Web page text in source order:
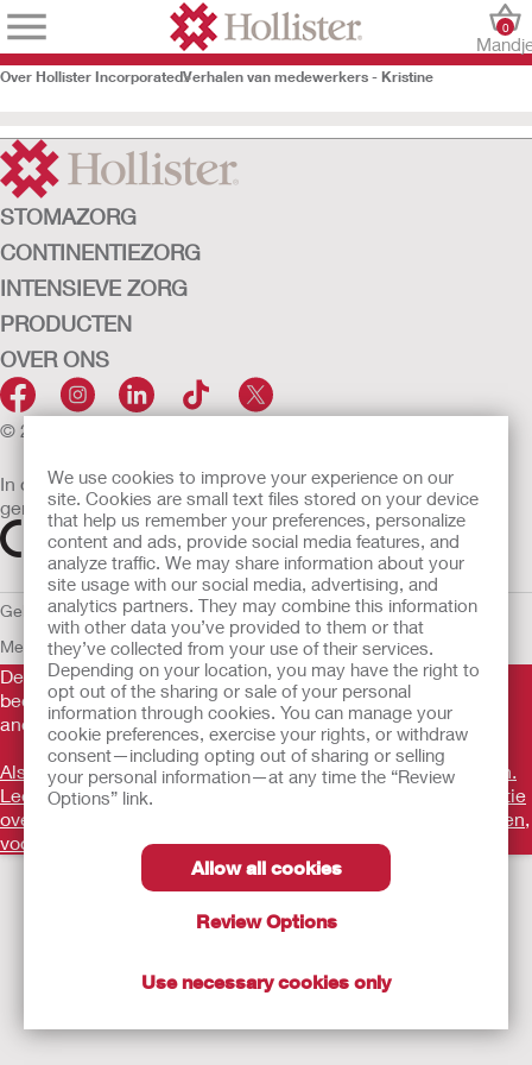
We use cookies to improve your experience on our
site. Cookies are small text files stored on your device
that help us remember your preferences, personalize
content and ads, provide social media features, and
analyze traffic. We may share information about your
site usage with our social media, advertising, and
analytics partners. They may combine this information
with other data you’ve provided to them or that
they’ve collected from your use of their services.
Depending on your location, you may have the right to
opt out of the sharing or sale of your personal
information through cookies. You can manage your
cookie preferences, exercise your rights, or withdraw
consent—including opting out of sharing or selling
your personal information—at any time the “Review
Options” link.
Allow all cookies
Review Options
Use necessary cookies only
0
Over Hollister IncorporatedVerhalen van medewerkers - Kristine
STOMAZORG
CONTINENTIEZORG
INTENSIEVE ZORG
PRODUCTEN
OVER ONS
© 2026 Hollister Incorporated
In de EU verkochte medische hulpmiddelen dienen
gemarkeerd te zijn met een van de volgende symbolen
GebruiksvoorwaardenPrivacybeleidGebruik van cookiesEU
Mededeling aan Klokkenluiders
De verstrekte informatie is geen medisch advies en is niet
bedoeld als vervanging voor het advies van uw eigen arts of
andere zorgverlener.
Als u een medische noodsituatie ervaart, schakel een arts in.
Lees voor gebruik goed de gebruiksaanwijzing voor informatie
over het beoogde gebruik, contra-indicaties, waarschuwingen,
voorzorgsmaatregelen en instructies.